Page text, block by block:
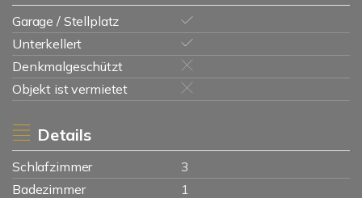
Garage / Stellplatz
Unterkellert
Denkmalgeschützt
Objekt ist vermietet
Details
Schlafzimmer
3
Badezimmer
1